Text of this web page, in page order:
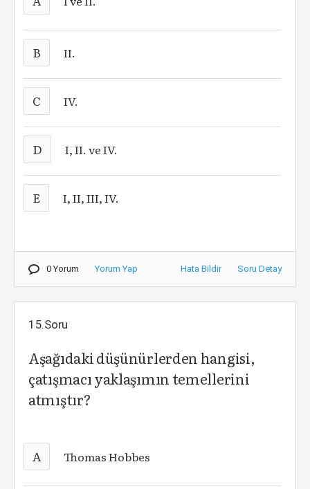
B II.
C IV.
D I, II. ve IV.
E I, II, III, IV.
0 Yorum Yorum Yap Hata Bildir Soru Detay
15.Soru
Aşağıdaki düşünürlerden hangisi,
çatışmacı yaklaşımın temellerini
atmıştır?
A Thomas Hobbes